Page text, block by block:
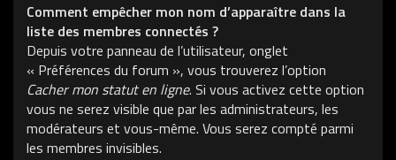
Comment empêcher mon nom d’apparaître dans la
liste des membres connectés ?
Depuis votre panneau de l’utilisateur, onglet
« Préférences du forum », vous trouverez l’option
Cacher mon statut en ligne. Si vous activez cette option
vous ne serez visible que par les administrateurs, les
modérateurs et vous-même. Vous serez compté parmi
les membres invisibles.